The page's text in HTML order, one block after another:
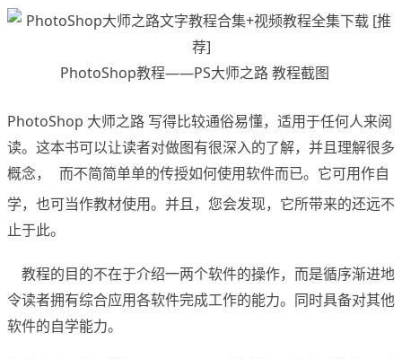
PhotoShop教程——PS大师之路 教程截图
PhotoShop 大师之路 写得比较通俗易懂，适用于任何人来阅
读。这本书可以让读者对做图有很深入的了解，并且理解很多
概念，
而不简简单单的传授如何使用软件而已。它可用作自
学，也可当作教材使用。并且，您会发现，它所带来的还远不
止于此。
教程的目的不在于介绍一两个软件的操作，而是循序渐进地
令读者拥有综合应用各软件完成工作的能力。同时具备对其他
软件的自学能力。